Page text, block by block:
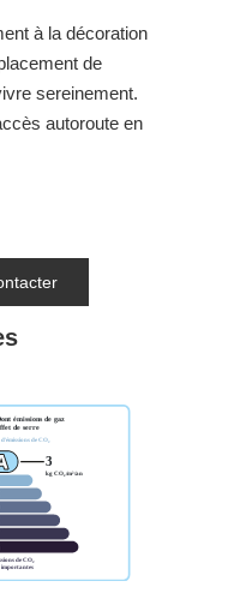
à la décoration
de
sereinement.
autoroute en